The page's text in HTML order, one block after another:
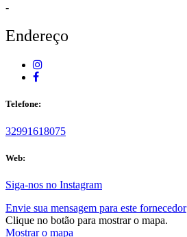
-
Endereço
Telefone:
32991618075
Web:
Siga-nos no Instagram
Envie sua mensagem para este fornecedor
Clique no botão para mostrar o mapa.
Mostrar o mapa